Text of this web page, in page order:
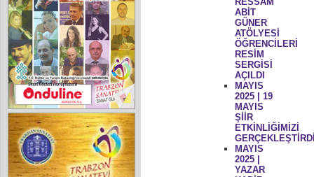
ABİT
GÜNER
ATÖLYESİ
ÖĞRENCİLERİ
RESİM
SERGİSİ
AÇILDI
MAYIS
2025 | 19
MAYIS
ŞİİR
ETKİNLİĞİMİZİ
MAYIS
2025 |
YAZAR